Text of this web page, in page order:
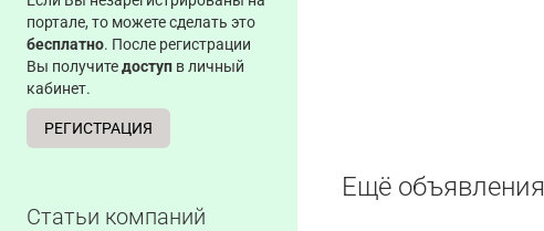
портале, то можете сделать это
бесплатно. После регистрации
Вы получитедоступ в личный
кабинет.
РЕГИСТРАЦИЯ
Статьи компаний
Ещё объявления